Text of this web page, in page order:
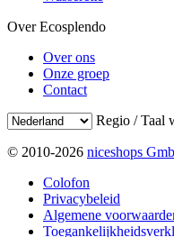
Over Ecosplendo
Over ons
Onze groep
Contact
Regio / Taal
© 2010-2026 niceshops
Colofon
Privacybeleid
Algemene